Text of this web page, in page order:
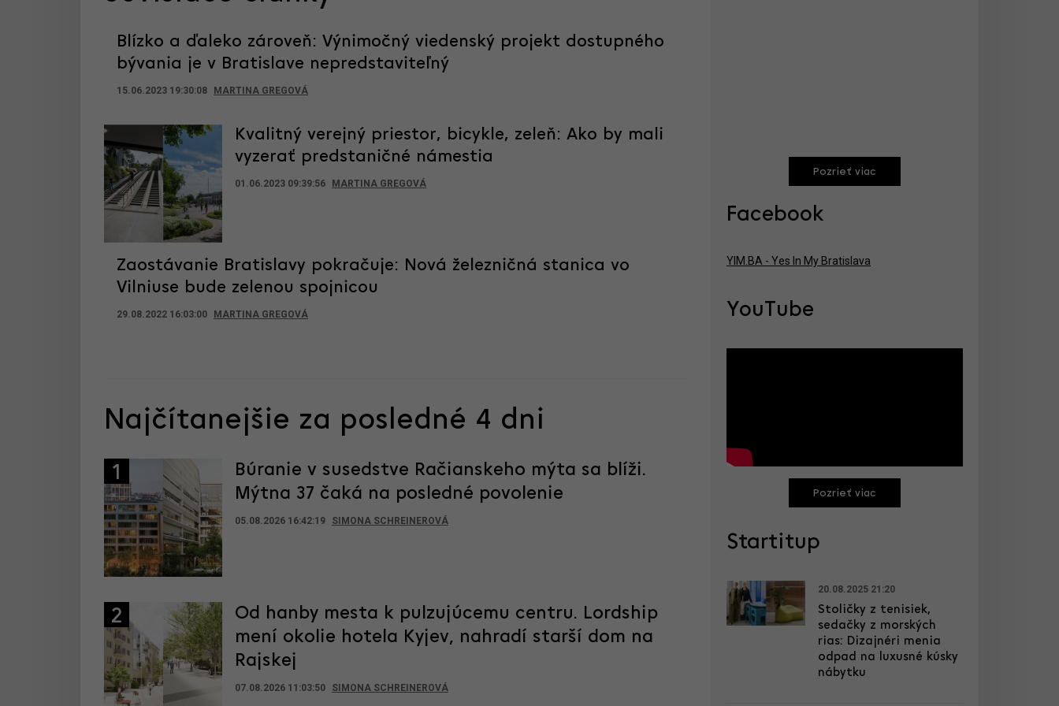
Blízko a ďaleko zároveň: Výnimočný viedenský projekt dostupného
bývania je v Bratislave nepredstaviteľný
15.06.2023 19:30:08 MARTINA GREGOVÁ
Kvalitný verejný priestor, bicykle, zeleň: Ako by mali
vyzerať predstaničné námestia
01.06.2023 09:39:56 MARTINA GREGOVÁ
Zaostávanie Bratislavy pokračuje: Nová železničná stanica vo
Vilniuse bude zelenou spojnicou
29.08.2022 16:03:00 MARTINA GREGOVÁ
Najčítanejšie za posledné 4 dni
1
Búranie v susedstve Račianskeho mýta sa blíži.
Mýtna 37 čaká na posledné povolenie
05.08.2026 16:42:19 SIMONA SCHREINEROVÁ
2
Od hanby mesta k pulzujúcemu centru. Lordship
mení okolie hotela Kyjev, nahradí starší dom na
Rajskej
07.08.2026 11:03:50 SIMONA SCHREINEROVÁ
Pozrieť viac
Facebook
YIM.BA - Yes In My Bratislava
YouTube
Pozrieť viac
Startitup
20.08.2025 21:20
Stoličky z tenisiek,
sedačky z morských
rias: Dizajnéri menia
odpad na luxusné kúsky
nábytku